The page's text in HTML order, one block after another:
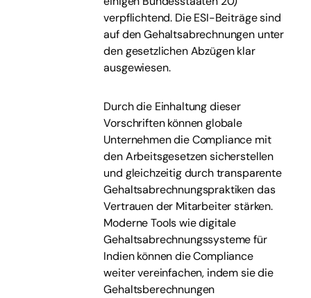
verpflichtend. Die ESI-Beiträge sind
auf den Gehaltsabrechnungen unter
den gesetzlichen Abzügen klar
ausgewiesen.
Durch die Einhaltung dieser
Vorschriften können globale
Unternehmen die Compliance mit
den Arbeitsgesetzen sicherstellen
und gleichzeitig durch transparente
Gehaltsabrechnungspraktiken das
Vertrauen der Mitarbeiter stärken.
Moderne Tools wie digitale
Gehaltsabrechnungssysteme für
Indien können die Compliance
weiter vereinfachen, indem sie die
Gehaltsberechnungen